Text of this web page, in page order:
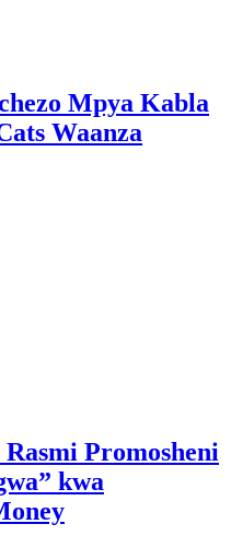
Mpya Kabla
Waanza
Promosheni
kwa